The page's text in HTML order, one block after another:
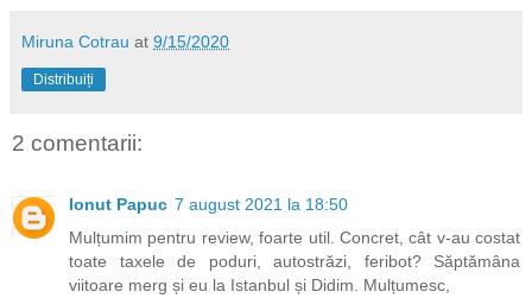
Miruna Cotrau at 9/15/2020
Distribuiți
2 comentarii:
Ionut Papuc 7 august 2021 la 18:50
Mulțumim pentru review, foarte util. Concret, cât v-au costat
toate taxele de poduri, autostrăzi, feribot? Săptămâna
viitoare merg și eu la Istanbul și Didim. Mulțumesc,